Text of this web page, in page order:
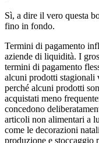
Sì, a dire il vero questa
fino in fondo.
Termini di pagamento
aziende di liquidità. I
termini di pagamento
alcuni prodotti stagionali
perché alcuni prodotti
acquistati meno
concedono
articoli non alimentari a
come le decorazioni
produzione e